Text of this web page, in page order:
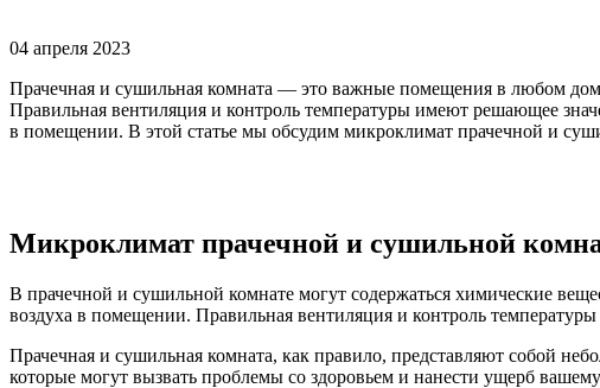
04 апреля 2023
Прачечная и сушильная комната — это важные помещения в любом
Правильная вентиляция и контроль температуры имеют решающее
в помещении. В этой статье мы обсудим микроклимат прачечной и
Микроклимат прачечной и сушильной
В прачечной и сушильной комнате могут содержаться химические
воздуха в помещении. Правильная вентиляция и контроль
Прачечная и сушильная комната, как правило, представляют собой
которые могут вызвать проблемы со здоровьем и нанести ущерб